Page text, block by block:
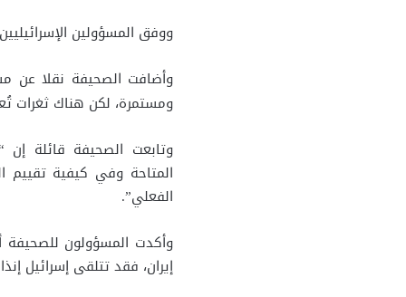
ووفق المسؤولين
وأضافت الصحيفة نقلا عن
ومستمرة، لكن هناك ثغرات
وتابعت الصحيفة قائلة إن
المتاحة وفي كيفية تقييم
الفعلي”.
وأكدت المسؤولون للصحيفة
إيران، فقد تتلقى إسرائيل